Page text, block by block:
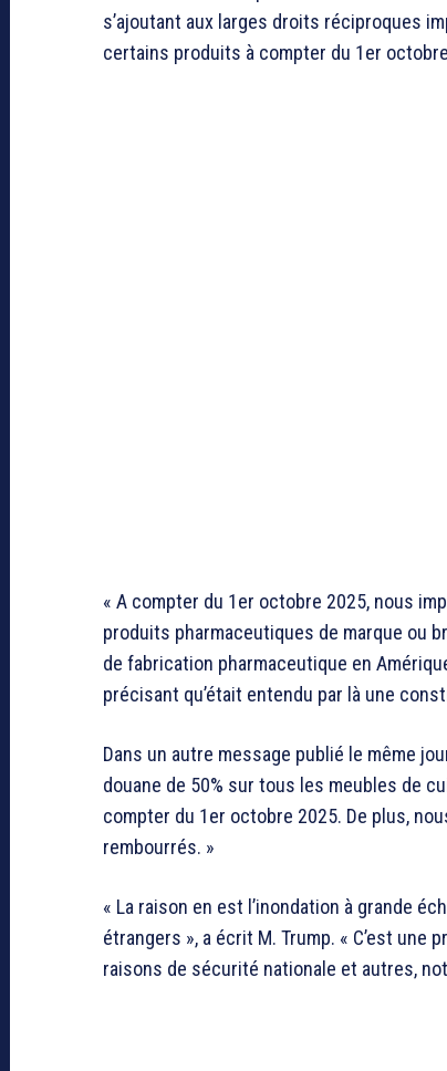
s’ajoutant aux larges droits réciproques
certains produits à compter du 1er
« A compter du 1er octobre 2025, nous
produits pharmaceutiques de marque ou
de fabrication pharmaceutique en
précisant qu’était entendu par là une
Dans un autre message publié le même
douane de 50% sur tous les meubles de
compter du 1er octobre 2025. De plus,
rembourrés. »
« La raison en est l’inondation à grande
étrangers », a écrit M. Trump. « C’est
raisons de sécurité nationale et autres,